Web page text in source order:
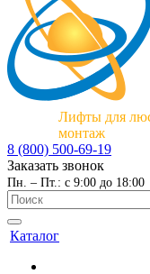
Лифты для
монтаж
8 (800) 500-69-19
Заказать звонок
Пн. – Пт.: с 9:00 до 18:00
Каталог